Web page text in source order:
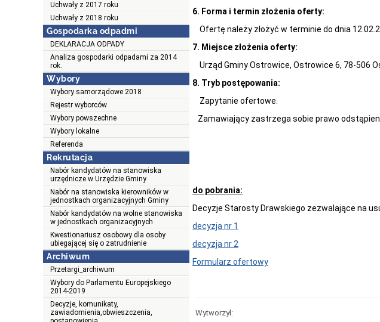
Uchwały z 2017 roku
Uchwały z 2018 roku
Gospodarka odpadmi
DEKLARACJA ODPADY
Analiza gospodarki odpadami za 2014
rok.
Wybory
Wybory samorządowe 2018
Rejestr wyborców
Wybory powszechne
Wybory lokalne
Referenda
Rekrutacja
Nabór kandydatów na stanowiska
urzędnicze w Urzędzie Gminy
Nabór na stanowiska kierowników w
jednostkach organizacyjnych Gminy
Nabór kandydatów na wolne stanowiska
w jednostkach organizacyjnych
Kwestionariusz osobowy dla osoby
ubiegającej się o zatrudnienie
Archiwum
Przetargi_archiwum
Wybory do Parlamentu Europejskiego
2014-2019
Decyzje, komunikaty,
zawiadomienia,obwieszczenia,
6. Forma i termin złożenia oferty:
Ofertę należy złożyć w terminie do dnia
7. Miejsce złożenia oferty:
Urząd Gminy Ostrowice, Ostrowice 6, 78-506
8. Tryb postępowania:
Zapytanie ofertowe.
Zamawiający zastrzega sobie prawo
do pobrania:
Decyzje Starosty Drawskiego zezwalające na
decyzja nr 1
decyzja nr 2
Formularz ofertowy
Wytworzył: